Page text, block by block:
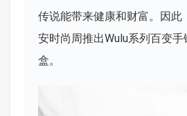
传说能带来健康和财富。因此
安时尚周推出Wulu系列百变
盒。